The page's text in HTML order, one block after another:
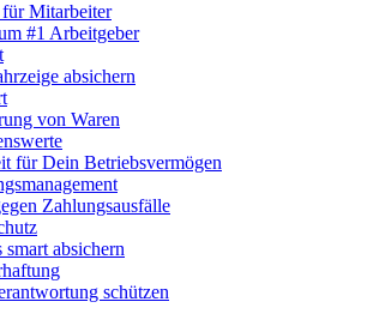
Mitarbeiter
#1 Arbeitgeber
absichern
von Waren
für Dein Betriebsvermögen
Zahlungsausfälle
smart absichern
schützen